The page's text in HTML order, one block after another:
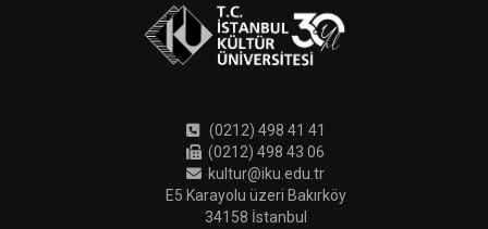
(0212) 498 41 41
(0212) 498 43 06
kultur@iku.edu.tr
E5 Karayolu üzeri Bakırköy
34158 İstanbul